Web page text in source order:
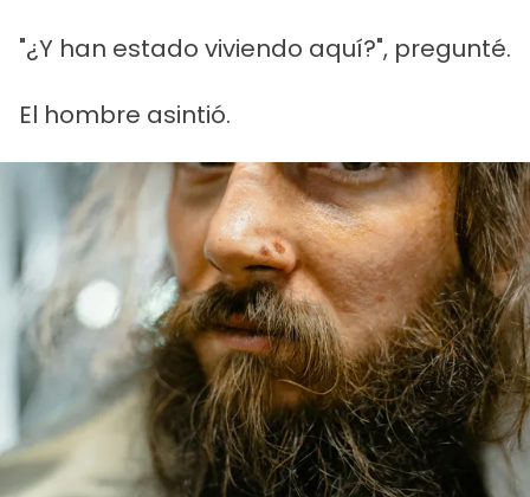
"¿Y han estado viviendo aquí?", pregunté.
El hombre asintió.